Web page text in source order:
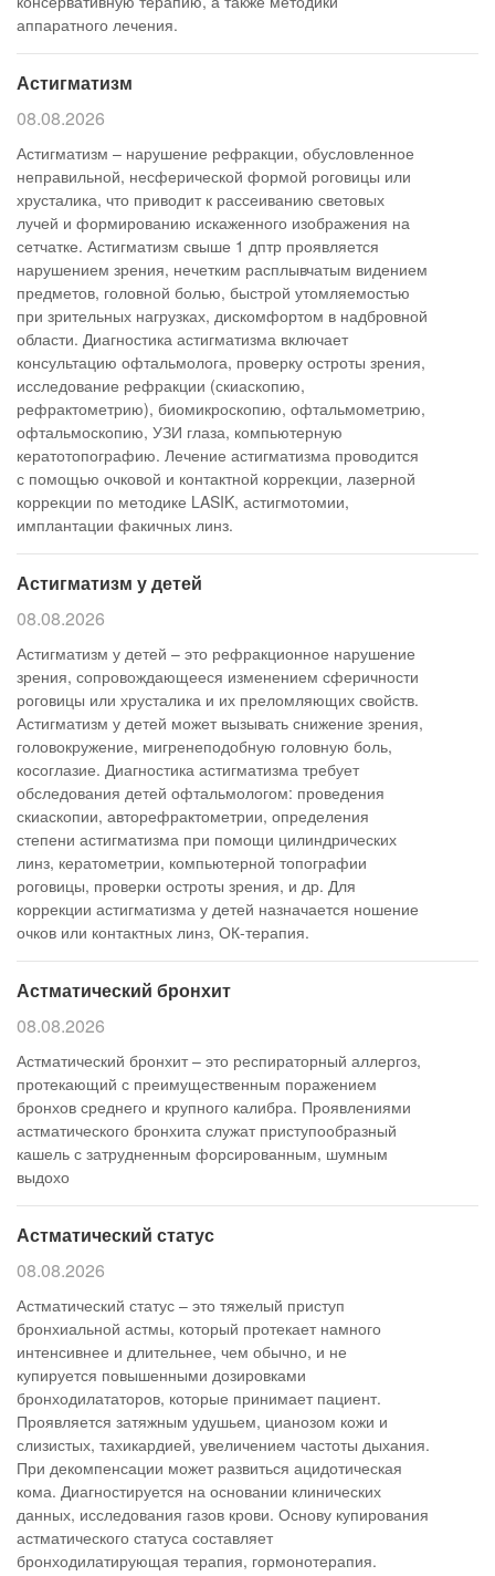
аппаратного лечения.
Астигматизм
08.08.2026
Астигматизм – нарушение рефракции, обусловленное
неправильной, несферической формой роговицы или
хрусталика, что приводит к рассеиванию световых
лучей и формированию искаженного изображения на
сетчатке. Астигматизм свыше 1 дптр проявляется
нарушением зрения, нечетким расплывчатым видением
предметов, головной болью, быстрой утомляемостью
при зрительных нагрузках, дискомфортом в надбровной
области. Диагностика астигматизма включает
консультацию офтальмолога, проверку остроты зрения,
исследование рефракции (скиаскопию,
рефрактометрию), биомикроскопию, офтальмометрию,
офтальмоскопию, УЗИ глаза, компьютерную
кератотопографию. Лечение астигматизма проводится
с помощью очковой и контактной коррекции, лазерной
коррекции по методике LASIK, астигмотомии,
имплантации факичных линз.
Астигматизм у детей
08.08.2026
Астигматизм у детей – это рефракционное нарушение
зрения, сопровождающееся изменением сферичности
роговицы или хрусталика и их преломляющих свойств.
Астигматизм у детей может вызывать снижение зрения,
головокружение, мигренеподобную головную боль,
косоглазие. Диагностика астигматизма требует
обследования детей офтальмологом: проведения
скиаскопии, авторефрактометрии, определения
степени астигматизма при помощи цилиндрических
линз, кератометрии, компьютерной топографии
роговицы, проверки остроты зрения, и др. Для
коррекции астигматизма у детей назначается ношение
очков или контактных линз, ОК-терапия.
Астматический бронхит
08.08.2026
Астматический бронхит – это респираторный аллергоз,
протекающий с преимущественным поражением
бронхов среднего и крупного калибра. Проявлениями
астматического бронхита служат приступообразный
кашель с затрудненным форсированным, шумным
выдохо
Астматический статус
08.08.2026
Астматический статус – это тяжелый приступ
бронхиальной астмы, который протекает намного
интенсивнее и длительнее, чем обычно, и не
купируется повышенными дозировками
бронходилататоров, которые принимает пациент.
Проявляется затяжным удушьем, цианозом кожи и
слизистых, тахикардией, увеличением частоты дыхания.
При декомпенсации может развиться ацидотическая
кома. Диагностируется на основании клинических
данных, исследования газов крови. Основу купирования
астматического статуса составляет
бронходилатирующая терапия, гормонотерапия.